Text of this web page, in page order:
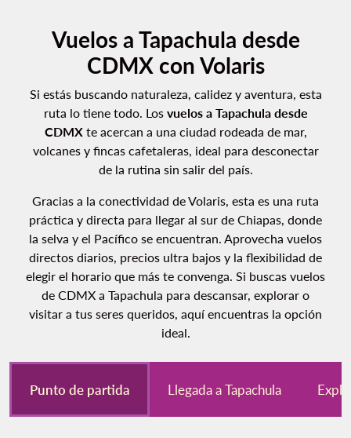
Vuelos a Tapachula desde
CDMX con Volaris
Si estás buscando naturaleza, calidez y aventura, esta
ruta lo tiene todo. Los vuelos a Tapachula desde
CDMXte acercan a una ciudad rodeada de mar,
volcanes y fincas cafetaleras, ideal para desconectar
de la rutina sin salir del país.
Gracias a la conectividad de Volaris, esta es una ruta
práctica y directa para llegar al sur de Chiapas, donde
la selva y el Pacífico se encuentran. Aprovecha vuelos
directos diarios, precios ultra bajos y la flexibilidad de
elegir el horario que más te convenga. Si buscas vuelos
de CDMX a Tapachula para descansar, explorar o
visitar a tus seres queridos, aquí encuentras la opción
ideal.
Punto de partida Llegada a Tapachula